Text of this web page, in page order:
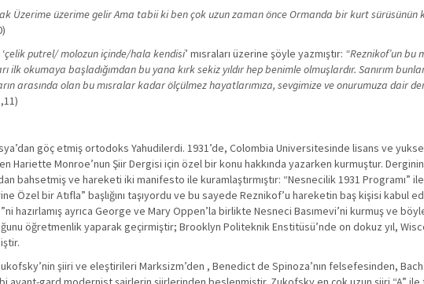
Üzerime üzerime gelir Ama tabii ki ben çok uzun zaman önce Ormanda bir kurt sürüsünün
çelik putrel/ molozun içinde/hala kendisi’ mısraları üzerine şöyle yazmıştır: “Reznikof’un bu
okumaya başladığımdan bu yana kırk sekiz yıldır hep benimle olmuşlardır. Sanırım
arasında olan bu mısralar kadar ölçülmez hayatlarımıza, sevgimize ve onurumuza dair
göç etmiş ortodoks Yahudilerdi. 1931’de, Colombia Universitesinde lisans ve
Hariette Monroe’nun Şiir Dergisi için özel bir konu hakkında yazarken kurmuştur.
bahsetmiş ve hareketi iki manifesto ile kuramlaştırmıştır: “Nesnecilik 1931 Programı”
Özel bir Atıfla” başlığını taşıyordu ve bu sayede Reznikof’u hareketin baş kişisi kabul
hazırlamış ayrıca George ve Mary Oppen’la birlikte Nesneci Basımevi’ni kurmuş ve
öğretmenlik yaparak geçirmiştir; Brooklyn Politeknik Enstitüsü’nde on dokuz yıl,
şiiri ve eleştirileri Marksizm’den , Benedict de Spinoza’nın felsefesinden,